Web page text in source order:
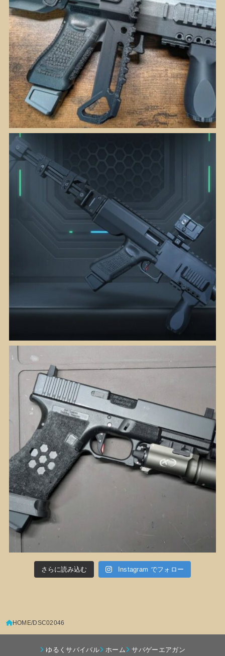
さらに読み込む Instagram でフォロー
HOME DSC02046
ゆるくサバイバル ホーム サバゲーエアガン